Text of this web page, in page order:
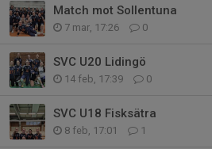
Match mot Sollentuna
7 mar, 17:26 0
SVC U20 Lidingö
14 feb, 17:39 0
SVC U18 Fisksätra
8 feb, 17:01 1